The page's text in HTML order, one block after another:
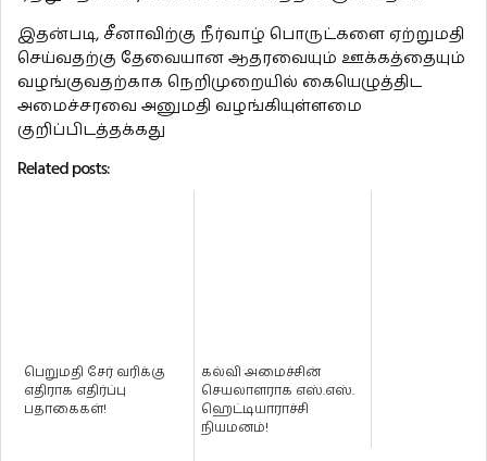
இதன்படி, சீனாவிற்கு நீர்வாழ் பொருட்களை ஏற்றுமதி
செய்வதற்கு தேவையான ஆதரவையும் ஊக்கத்தையும்
வழங்குவதற்காக நெறிமுறையில் கையெழுத்திட
அமைச்சரவை அனுமதி வழங்கியுள்ளமை
குறிப்பிடத்தக்கது
Related posts:
பெறுமதி சேர் வரிக்கு
எதிராக எதிர்ப்பு
பதாகைகள்!
கல்வி அமைச்சின்
செயலாளராக எஸ்.எஸ்.
ஹெட்டியாராச்சி
நியமனம்!